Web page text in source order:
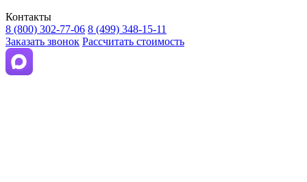
Контакты
8 (800) 302-77-06 8 (499) 348-15-11
Заказать звонок Рассчитать стоимость